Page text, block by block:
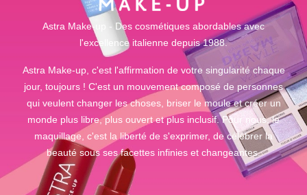
Astra Make-up - Des cosmétiques abordables avec
l'excellence italienne depuis 1988.
Astra Make-up, c'est l'affirmation de votre singularité chaque
jour, toujours ! C'est un mouvement composé de personnes
qui veulent changer les choses, briser le moule et créer un
monde plus libre, plus ouvert et plus inclusif. Pour nous, le
maquillage, c'est la liberté de s'exprimer, de célébrer la
beauté sous ses facettes infinies et changeantes.